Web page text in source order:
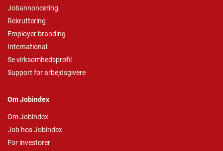
Jobannoncering
Rekruttering
Employer branding
International
Se virksomhedsprofil
Support for arbejdsgivere
Om Jobindex
Om Jobindex
Job hos Jobindex
For investorer